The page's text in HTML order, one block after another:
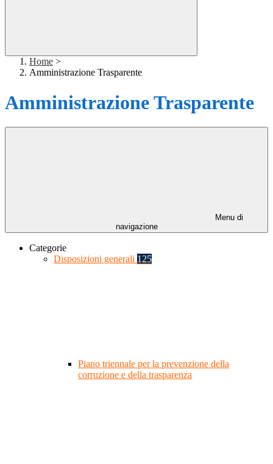
Home >
Amministrazione Trasparente
Amministrazione Trasparente
Menu di
navigazione
Categorie
Disposizioni generali 125
Piano triennale per la prevenzione della
corruzione e della trasparenza